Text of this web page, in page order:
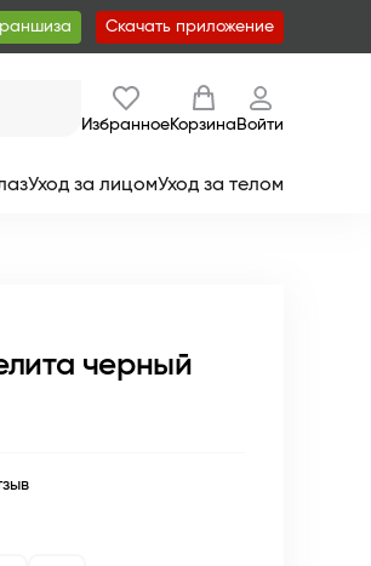
Скачать приложение
ИзбранноеКорзина Войти
Уход за лицомУход за телом
черный